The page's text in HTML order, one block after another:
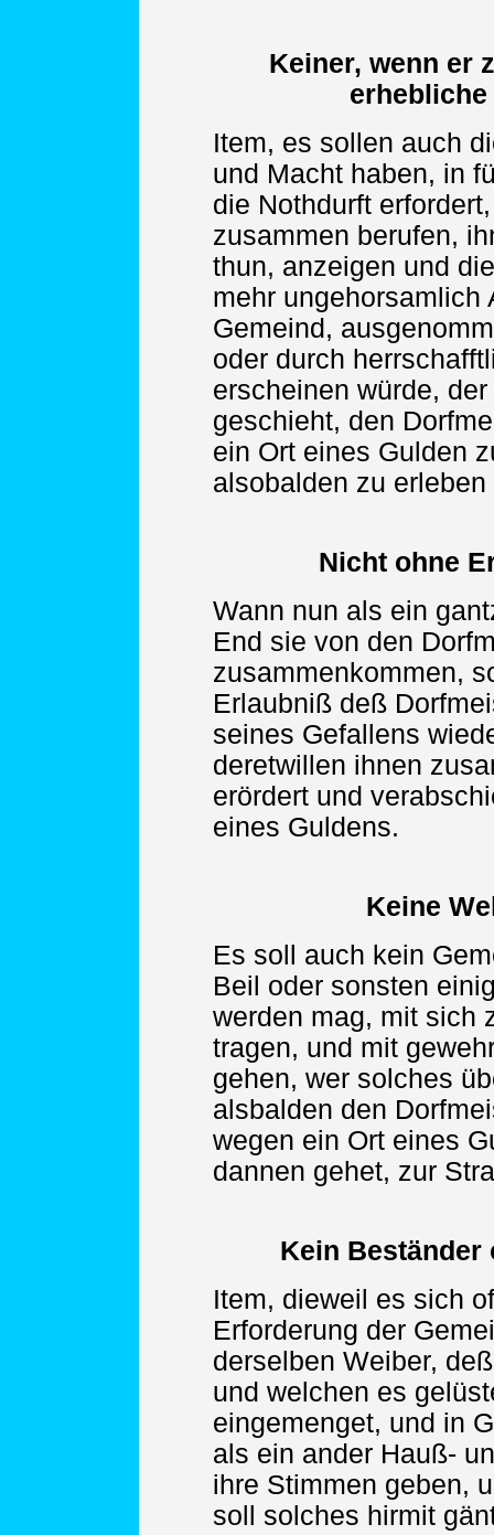
Keiner, wenn er
Item, es sollen auch
und Macht haben, in
die Nothdurft
zusammen berufen,
thun, anzeigen und
mehr ungehorsamlich
Gemeind,
oder durch
erscheinen würde,
geschieht, den
ein Ort eines Gulden
alsobalden zu
Nicht ohne
Wann nun als ein
End sie von den
zusammenkommen,
Erlaubniß deß
seines Gefallens
deretwillen ihnen
erördert und
eines Guldens.
Keine
Es soll auch kein
Beil oder sonsten
werden mag, mit sich
tragen, und mit
gehen, wer solches
alsbalden den
wegen ein Ort eines
dannen gehet, zur
Kein Beständer
Item, dieweil es sich
Erforderung der
derselben Weiber,
und welchen es
eingemenget, und in
als ein ander Hauß-
ihre Stimmen geben,
soll solches hirmit